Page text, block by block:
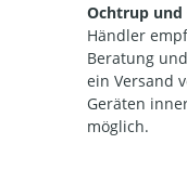
Ochtrup und
Händler
Beratung
ein Versand
Geräten
möglich.